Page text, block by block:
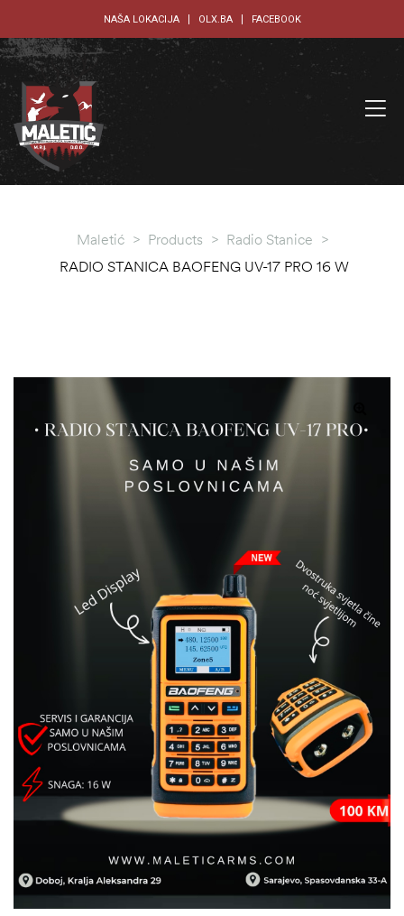
NAŠA LOKACIJA OLX.BA FACEBOOK
Maletić > Products > Radio Stanice >
RADIO STANICA BAOFENG UV-17 PRO 16 W